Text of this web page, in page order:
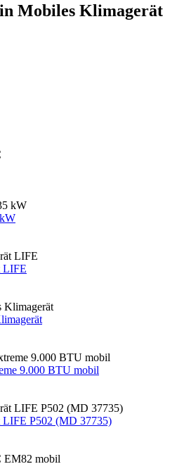
in Mobiles Klimagerät
LIFE
9.000 BTU mobil
P502 (MD 37735)